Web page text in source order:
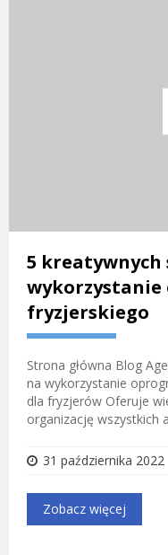
5 kreatywnych
fryzjerskiego
Strona główna Blog
na wykorzystanie
dla fryzjerów Oferuje
organizację wszystkich
31 października 2022
Zobacz więcej